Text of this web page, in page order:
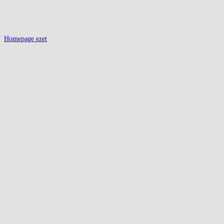
Homepage ezet